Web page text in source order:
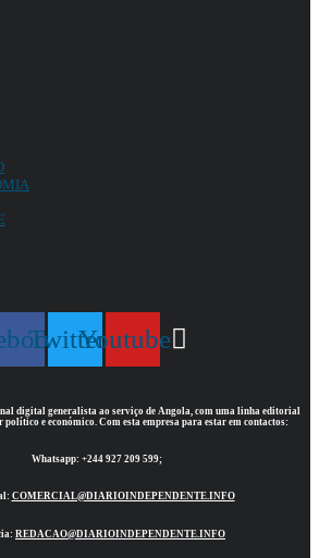
TwitterYoutube
digital generalista ao serviço de Angola, com uma linha editorial
político e económico. Com esta empresa para estar em contactos:
Whatsapp: +244 927 209 599;
COMERCIAL@DIARIOINDEPENDENTE.INFO
REDACAO@DIARIOINDEPENDENTE.INFO